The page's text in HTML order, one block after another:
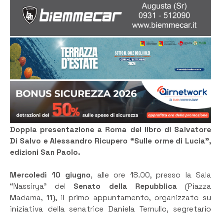
Doppia presentazione a Roma del libro di Salvatore
Di Salvo e Alessandro Ricupero “Sulle orme di Lucia”,
edizioni San Paolo.
Mercoledì 10 giugno, alle ore 18.00, presso la Sala
“Nassirya” del Senato della Repubblica (Piazza
Madama, 11), il primo appuntamento, organizzato su
iniziativa della senatrice Daniela Ternullo, segretario